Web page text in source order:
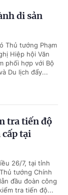
di sản
Thủ tướng Phạm
Hiệp hội Văn
phối hợp với Bộ
Du lịch đẩy...
tra tiến độ
tại
26/7, tại tỉnh
tướng Chính
đầu đoàn công
tra tiến độ...